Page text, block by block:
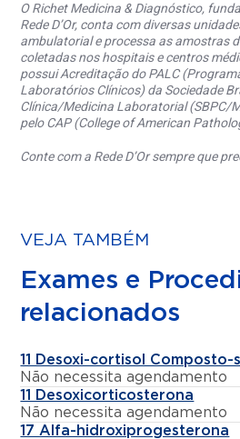
O Richet Medicina & Diagnóstico,
Rede D’Or, conta com diversas
ambulatorial e processa as amostras
coletadas nos hospitais e centros
possui Acreditação do PALC
Laboratórios Clínicos) da Sociedade
Clínica/Medicina Laboratorial (SBPC/
pelo CAP (College of American
Conte com a Rede D’Or sempre que
VEJA TAMBÉM
Exames e
relacionados
11 Desoxi-cortisol Composto-s
Não necessita agendamento
11 Desoxicorticosterona
Não necessita agendamento
17 Alfa-hidroxiprogesterona